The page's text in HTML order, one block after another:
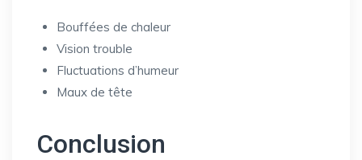
Bouffées de chaleur
Vision trouble
Fluctuations d’humeur
Maux de tête
Conclusion